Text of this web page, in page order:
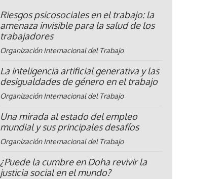
Riesgos psicosociales en el trabajo: la
amenaza invisible para la salud de los
trabajadores
Organización Internacional del Trabajo
La inteligencia artificial generativa y las
desigualdades de género en el trabajo
Organización Internacional del Trabajo
Una mirada al estado del empleo
mundial y sus principales desafíos
Organización Internacional del Trabajo
¿Puede la cumbre en Doha revivir la
justicia social en el mundo?